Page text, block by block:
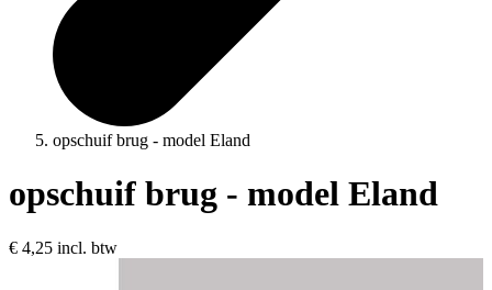
opschuif brug - model Eland
opschuif brug - model Eland
€ 4,25 incl. btw